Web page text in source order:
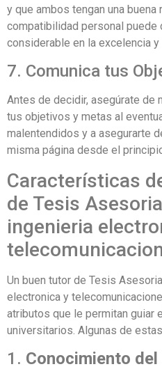
y que ambos tengan una buena
compatibilidad personal puede
considerable en la excelencia
7. Comunica tus
Antes de decidir, asegúrate de
tus objetivos y metas al
malentendidos y a asegurarte
misma página desde el
Características
de Tesis
ingenieria
Un buen tutor de Tesis
electronica y
atributos que le permitan guiar
universitarios. Algunas de
1. Conocimiento del